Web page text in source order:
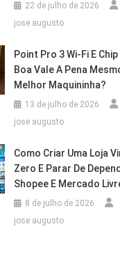
22 de julho de 2026
jose augusto
Point Pro 3 Wi‑Fi E Chip
Boa Vale A Pena
Melhor Maquininha?
13 de julho de 2026
jose augusto
Como Criar Uma Loja
Zero E Parar De
Shopee E Mercado
8 de julho de 2026
jose augusto